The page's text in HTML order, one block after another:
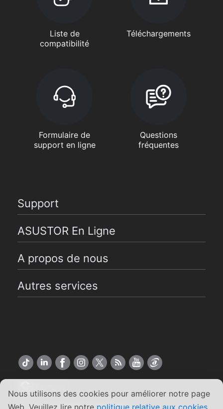
Nous utilisons des cookies pour améliorer notre page
Web. Veuillez lire notre politique relative aux cookies
Liste de
compatibilité
Téléchargements
Formulaire de
support en ligne
Questions
fréquentes
Support
ASUSTOR En Ligne
A propos de nous
Autres services